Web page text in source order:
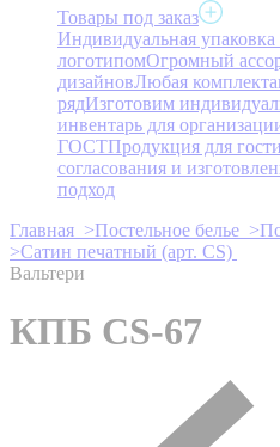
Товары под заказ
Индивидуальная
логотипомОгромный
дизайновЛюбая
рядИзготовим
инвентарь для
ГОСТПродукция для
согласования и
подход
Главная >Постельное белье >
>Сатин печатный (арт. СS)
Вальтери
КПБ CS-67